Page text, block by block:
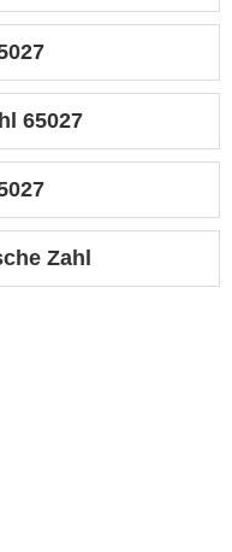
65027
Zahl